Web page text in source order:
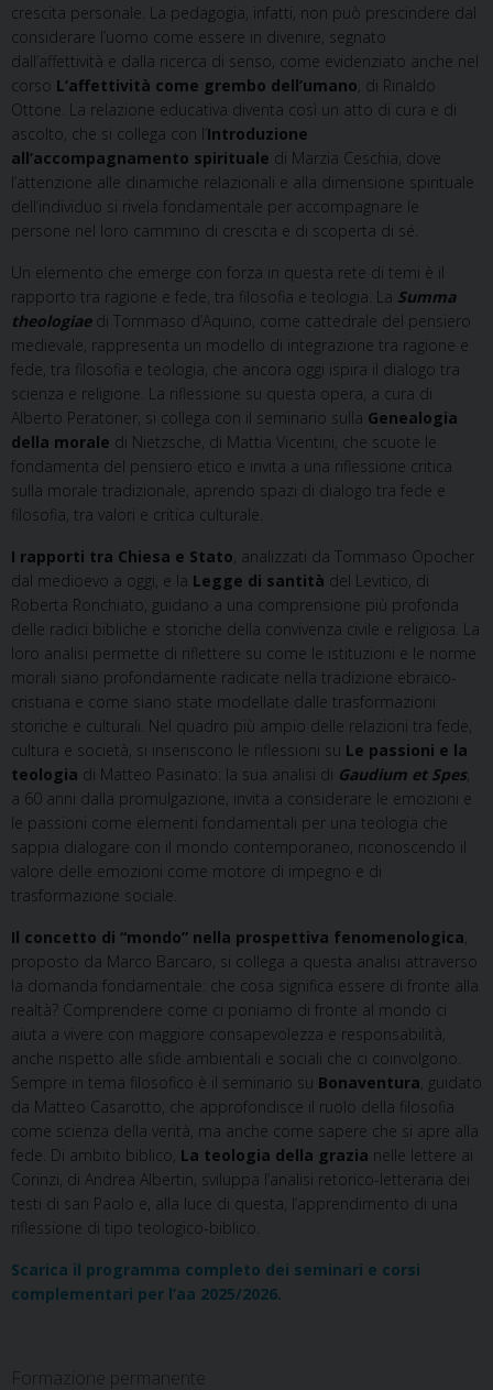
crescita personale. La pedagogia, infatti, non può prescindere dal
considerare l’uomo come essere in divenire, segnato
dall’affettività e dalla ricerca di senso, come evidenziato anche nel
corso L’affettività come grembo dell’umano , di Rinaldo
Ottone. La relazione educativa diventa così un atto di cura e di
ascolto, che si collega con l’Introduzione
all’accompagnamento spirituale di Marzia Ceschia, dove
l’attenzione alle dinamiche relazionali e alla dimensione spirituale
dell’individuo si rivela fondamentale per accompagnare le
persone nel loro cammino di crescita e di scoperta di sé.
Un elemento che emerge con forza in questa rete di temi è il
rapporto tra ragione e fede, tra filosofia e teologia. La Summa
theologiaedi Tommaso d’Aquino, come cattedrale del pensiero
medievale, rappresenta un modello di integrazione tra ragione e
fede, tra filosofia e teologia, che ancora oggi ispira il dialogo tra
scienza e religione. La riflessione su questa opera, a cura di
Alberto Peratoner, si collega con il seminario sulla Genealogia
della morale di Nietzsche, di Mattia Vicentini, che scuote le
fondamenta del pensiero etico e invita a una riflessione critica
sulla morale tradizionale, aprendo spazi di dialogo tra fede e
filosofia, tra valori e critica culturale.
I rapporti tra Chiesa e Stato , analizzati da Tommaso Opocher
dal medioevo a oggi, e la Legge di santità del Levitico, di
Roberta Ronchiato, guidano a una comprensione più profonda
delle radici bibliche e storiche della convivenza civile e religiosa. La
loro analisi permette di riflettere su come le istituzioni e le norme
morali siano profondamente radicate nella tradizione ebraico-
cristiana e come siano state modellate dalle trasformazioni
storiche e culturali. Nel quadro più ampio delle relazioni tra fede,
cultura e società, si inseriscono le riflessioni su Le passioni e la
teologia di Matteo Pasinato: la sua analisi di Gaudium et Spes,
a 60 anni dalla promulgazione, invita a considerare le emozioni e
le passioni come elementi fondamentali per una teologia che
sappia dialogare con il mondo contemporaneo, riconoscendo il
valore delle emozioni come motore di impegno e di
trasformazione sociale.
Il concetto di “mondo” nella prospettiva fenomenologica
proposto da Marco Barcaro, si collega a questa analisi attraverso
la domanda fondamentale: che cosa significa essere di fronte alla
realtà? Comprendere come ci poniamo di fronte al mondo ci
aiuta a vivere con maggiore consapevolezza e responsabilità,
anche rispetto alle sfide ambientali e sociali che ci coinvolgono.
Sempre in tema filosofico è il seminario su Bonaventura , guidato
da Matteo Casarotto, che approfondisce il ruolo della filosofia
come scienza della verità, ma anche come sapere che si apre alla
fede. Di ambito biblico, La teologia della grazia nelle lettere ai
Corinzi, di Andrea Albertin, sviluppa l’analisi retorico-letteraria dei
testi di san Paolo e, alla luce di questa, l’apprendimento di una
riflessione di tipo teologico-biblico.
Scarica il programma completo dei seminari e corsi
complementari per l’aa 2025/2026.
Formazione permanente